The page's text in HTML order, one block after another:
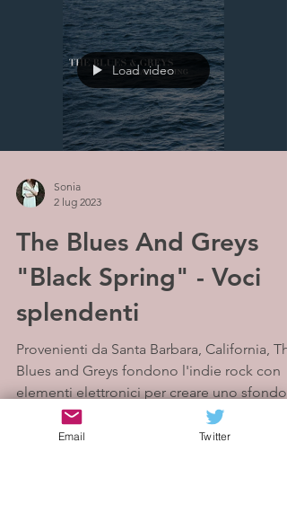
Load video
Sonia
2 lug 2023
The Blues And Greys
"Black Spring" - Voci
splendenti
Provenienti da Santa Barbara, California,
Blues and Greys fondono l'indie rock con
elementi elettronici per creare uno sfondo
Email Twitter